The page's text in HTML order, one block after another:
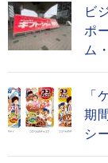
ビ
ポ
ム
「
期
シ